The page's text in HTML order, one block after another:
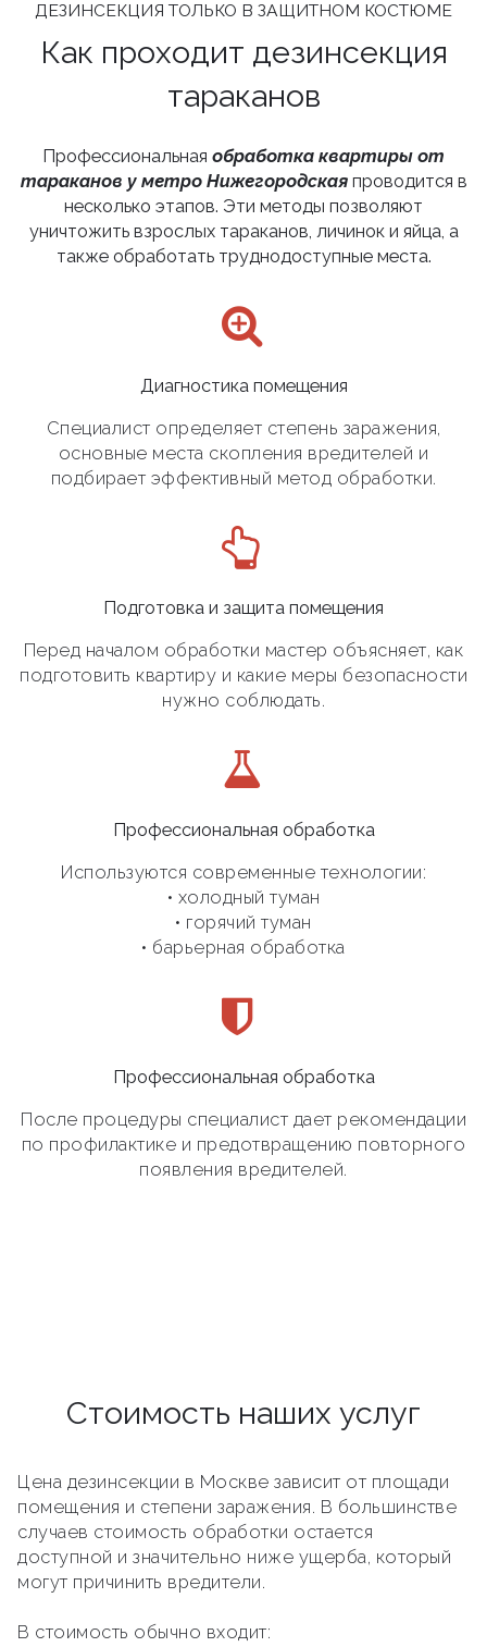
ДЕЗИНСЕКЦИЯ ТОЛЬКО В ЗАЩИТНОМ КОСТЮМЕ
Как проходит дезинсекция
тараканов
Профессиональная обработка квартиры от
тараканов у метро Нижегородскаяпроводится в
несколько этапов. Эти методы позволяют
уничтожить взрослых тараканов, личинок и яйца, а
также обработать труднодоступные места.
Диагностика помещения
Специалист определяет степень заражения,
основные места скопления вредителей и
подбирает эффективный метод обработки.
Подготовка и защита помещения
Перед началом обработки мастер объясняет, как
подготовить квартиру и какие меры безопасности
нужно соблюдать.
Профессиональная обработка
Используются современные технологии:
• холодный туман
• горячий туман
• барьерная обработка
Профессиональная обработка
После процедуры специалист дает рекомендации
по профилактике и предотвращению повторного
появления вредителей.
Стоимость наших услуг
Цена дезинсекции в Москве зависит от площади
помещения и степени заражения. В большинстве
случаев стоимость обработки остается
доступной и значительно ниже ущерба, который
могут причинить вредители.
В стоимость обычно входит: